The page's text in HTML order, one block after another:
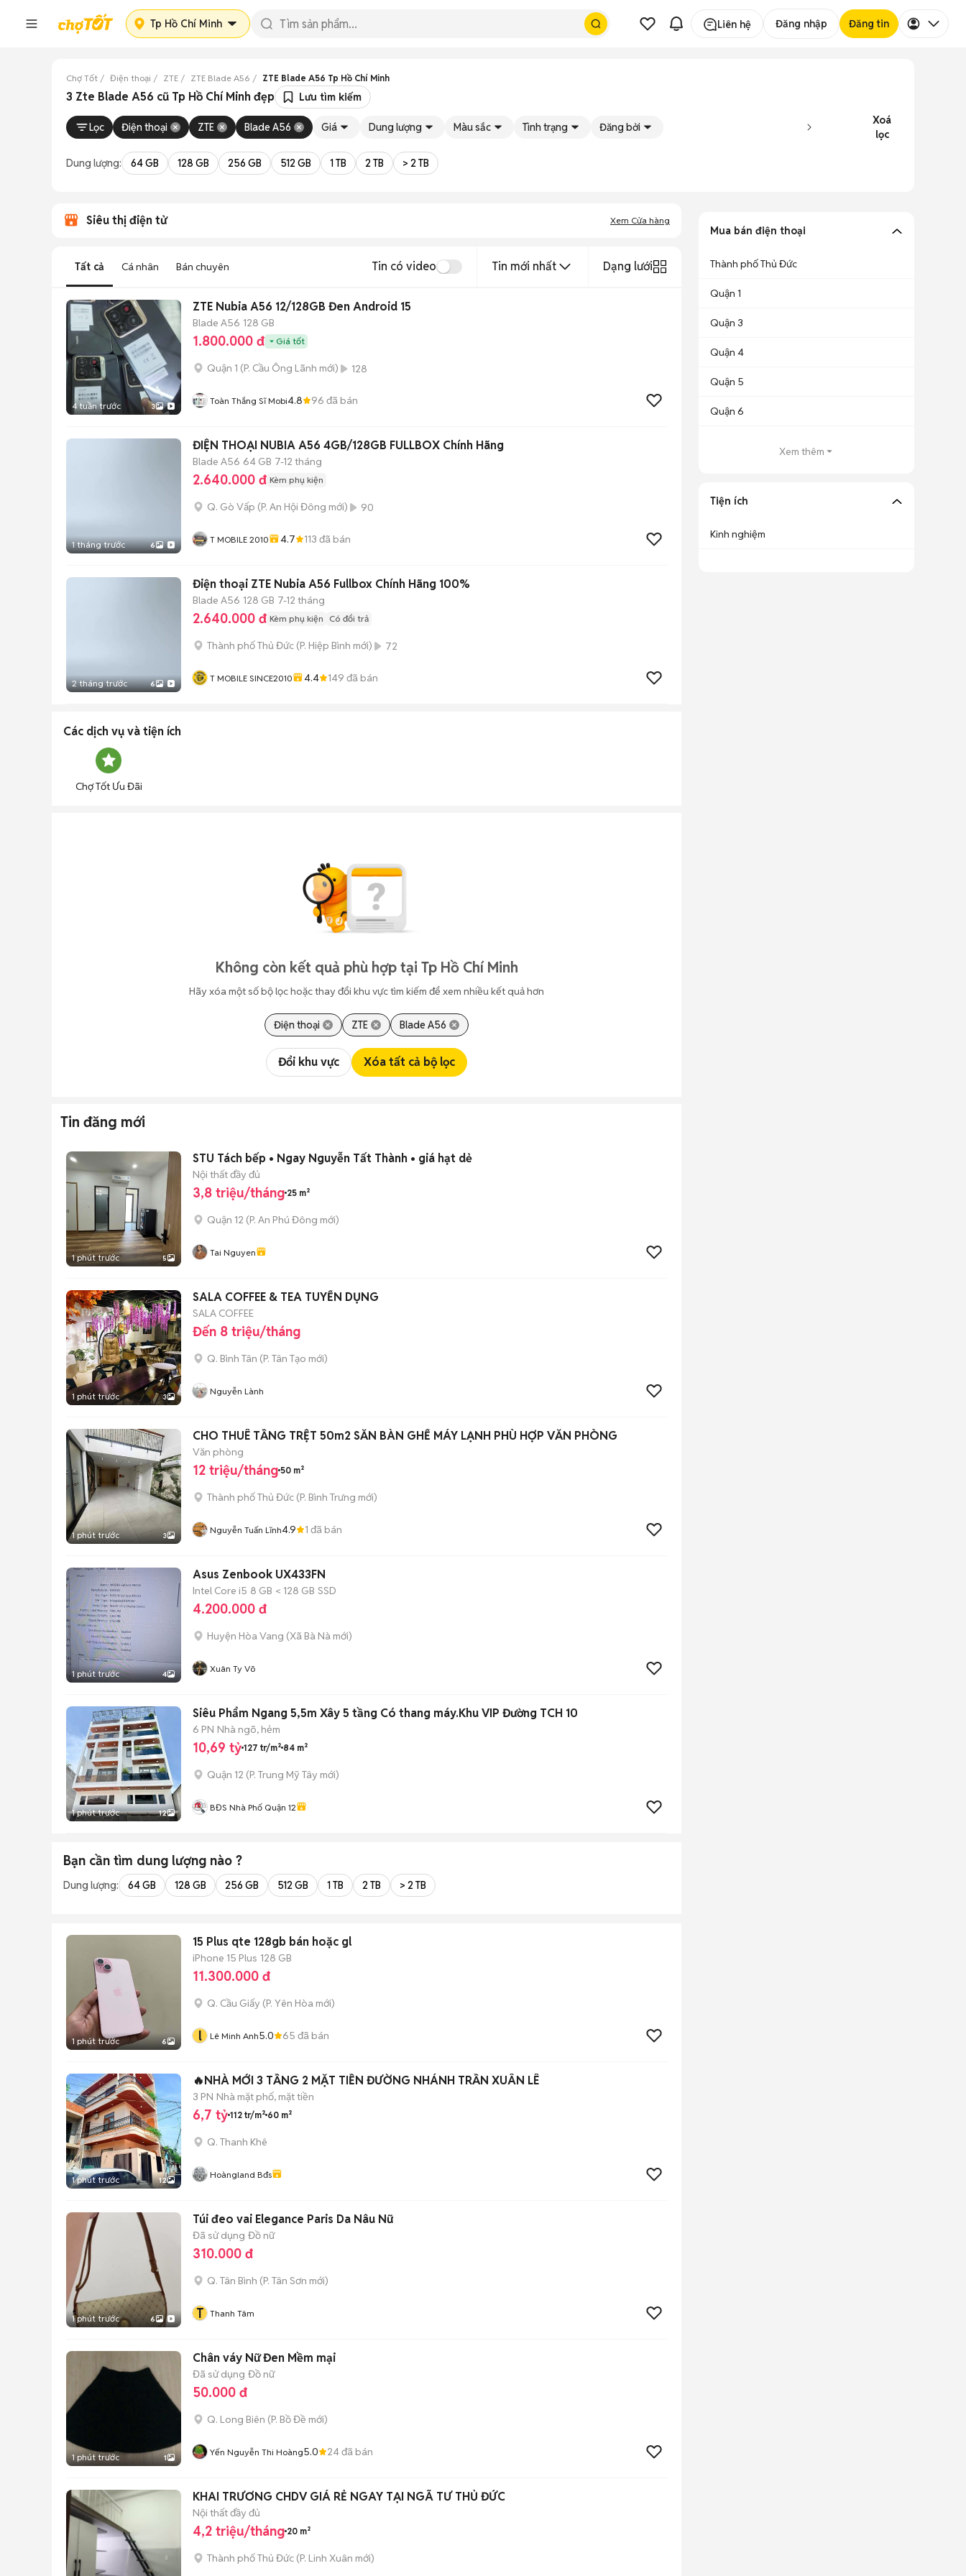
Tp Hồ Chí Minh Liên hệ Đăng nhập Đăng tin
Chợ Tốt Điện thoại ZTE ZTE Blade A56 ZTE Blade A56 Tp Hồ Chí Minh
3 Zte Blade A56 cũ Tp Hồ Chí Minh đẹp Lưu tìm kiếm
Lọc Điện thoại ZTE Blade A56 Giá Dung lượng Màu sắc Tình trạng Đăng bởi
Xoá
lọc
Dung lượng: 64 GB 128 GB 256 GB 512 GB 1 TB 2 TB > 2 TB
Siêu thị điện tử Xem Cửa hàng
Tất cả Cá nhân Bán chuyên Tin có video Tin mới nhất Dạng lưới
4 tuần trước 3
ZTE Nubia A56 12/128GB Đen Android 15
Blade A56 128 GB
1.800.000 đ Giá tốt
Quận 1 (P. Cầu Ông Lãnh mới) 128
Toàn Thắng Sĩ Mobi4.8 96 đã bán
1 tháng trước 6
ĐIỆN THOẠI NUBIA A56 4GB/128GB FULLBOX Chính Hãng
Blade A56 64 GB 7-12 tháng
2.640.000 đ Kèm phụ kiện
Q. Gò Vấp (P. An Hội Đông mới) 90
T MOBILE 2010 4.7 113 đã bán
2 tháng trước 6
Điện thoại ZTE Nubia A56 Fullbox Chính Hãng 100%
Blade A56 128 GB 7-12 tháng
2.640.000 đ Kèm phụ kiện Có đổi trả
Thành phố Thủ Đức (P. Hiệp Bình mới) 72
T MOBILE SINCE2010 4.4 149 đã bán
Các dịch vụ và tiện ích
Chợ Tốt Ưu Đãi
Không còn kết quả phù hợp tại Tp Hồ Chí Minh
Hãy xóa một số bộ lọc hoặc thay đổi khu vực tìm kiếm để xem nhiều kết quả hơn
Điện thoại ZTE Blade A56
Đổi khu vực Xóa tất cả bộ lọc
Tin đăng mới
1 phút trước 5
STU Tách bếp • Ngay Nguyễn Tất Thành • giá hạt dẻ
Nội thất đầy đủ
3,8 triệu/tháng 25 m²
Quận 12 (P. An Phú Đông mới)
Tai Nguyen
1 phút trước 3
SALA COFFEE & TEA TUYỂN DỤNG
SALA COFFEE
Đến 8 triệu/tháng
Q. Bình Tân (P. Tân Tạo mới)
Nguyễn Lành
1 phút trước 3
CHO THUÊ TẦNG TRỆT 50m2 SẴN BÀN GHẾ MÁY LẠNH PHÙ HỢP VĂN PHÒNG
Văn phòng
12 triệu/tháng 50 m²
Thành phố Thủ Đức (P. Bình Trưng mới)
Nguyễn Tuấn Lĩnh4.9 1 đã bán
1 phút trước 4
Asus Zenbook UX433FN
Intel Core i5 8 GB < 128 GB SSD
4.200.000 đ
Huyện Hòa Vang (Xã Bà Nà mới)
Xuân Ty Võ
1 phút trước 12
Siêu Phẩm Ngang 5,5m Xây 5 tầng Có thang máy.Khu VIP Đường TCH 10
6 PN Nhà ngõ, hẻm
10,69 tỷ 127 tr/m² 84 m²
Quận 12 (P. Trung Mỹ Tây mới)
BĐS Nhà Phố Quận 12
Bạn cần tìm dung lượng nào ?
Dung lượng: 64 GB 128 GB 256 GB 512 GB 1 TB 2 TB > 2 TB
1 phút trước 6
15 Plus qte 128gb bán hoặc gl
iPhone 15 Plus 128 GB
11.300.000 đ
Q. Cầu Giấy (P. Yên Hòa mới)
l Lê Minh Anh5.0 65 đã bán
1 phút trước 12
🔥NHÀ MỚI 3 TẦNG 2 MẶT TIỀN ĐƯỜNG NHÁNH TRẦN XUÂN LÊ
3 PN Nhà mặt phố, mặt tiền
6,7 tỷ 112 tr/m² 60 m²
Q. Thanh Khê
Hoàngland Bđs
1 phút trước 6
Túi đeo vai Elegance Paris Da Nâu Nữ
Đã sử dụng Đồ nữ
310.000 đ
Q. Tân Bình (P. Tân Sơn mới)
T Thanh Tâm
1 phút trước 1
Chân váy Nữ Đen Mềm mại
Đã sử dụng Đồ nữ
50.000 đ
Q. Long Biên (P. Bồ Đề mới)
Yến Nguyễn Thi Hoàng5.0 24đã bán
KHAI TRƯƠNG CHDV GIÁ RẺ NGAY TẠI NGÃ TƯ THỦ ĐỨC
Nội thất đầy đủ
4,2 triệu/tháng 20 m²
Thành phố Thủ Đức (P. Linh Xuân mới)
Mua bán điện thoại
Thành phố Thủ Đức
Quận 1
Quận 3
Quận 4
Quận 5
Quận 6
Xem thêm
Tiện ích
Kinh nghiệm